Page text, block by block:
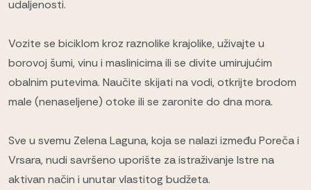
udaljenosti.
Vozite se biciklom kroz raznolike krajolike, uživajte u
borovoj šumi, vinu i maslinicima ili se divite umirujućim
obalnim putevima. Naučite skijati na vodi, otkrijte brodom
male (nenaseljene) otoke ili se zaronite do dna mora.
Sve u svemu Zelena Laguna, koja se nalazi između Poreča i
Vrsara, nudi savršeno uporište za istraživanje Istre na
aktivan način i unutar vlastitog budžeta.